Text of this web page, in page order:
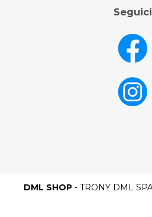
Seguici
DML SHOP - TRONY DML